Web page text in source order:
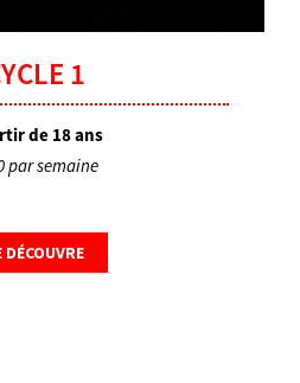
1
de 18 ans
par semaine
DÉCOUVRE